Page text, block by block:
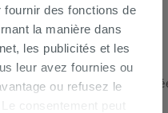
des fonctions de
la manière dans
les publicités et les
leur avez fournies ou
ou refusez le
consentement peut
baignoire Tiger